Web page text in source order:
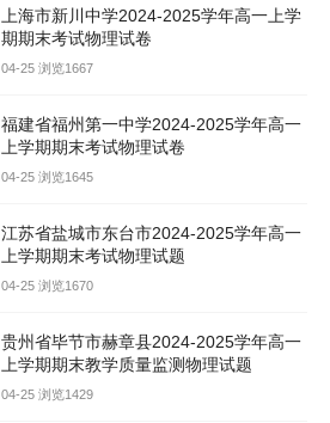
上海市新川中学2024-2025学年高一上学
期期末考试物理试卷
04-25 浏览1667
福建省福州第一中学2024-2025学年高一
上学期期末考试物理试卷
04-25 浏览1645
江苏省盐城市东台市2024-2025学年高一
上学期期末考试物理试题
04-25 浏览1670
贵州省毕节市赫章县2024-2025学年高一
上学期期末教学质量监测物理试题
04-25 浏览1429